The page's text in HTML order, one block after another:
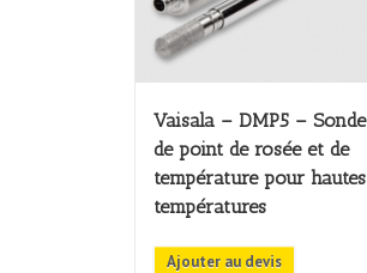
Vaisala – DMP5 – Sonde
de point de rosée et de
température pour hautes
températures
Ajouter au devis